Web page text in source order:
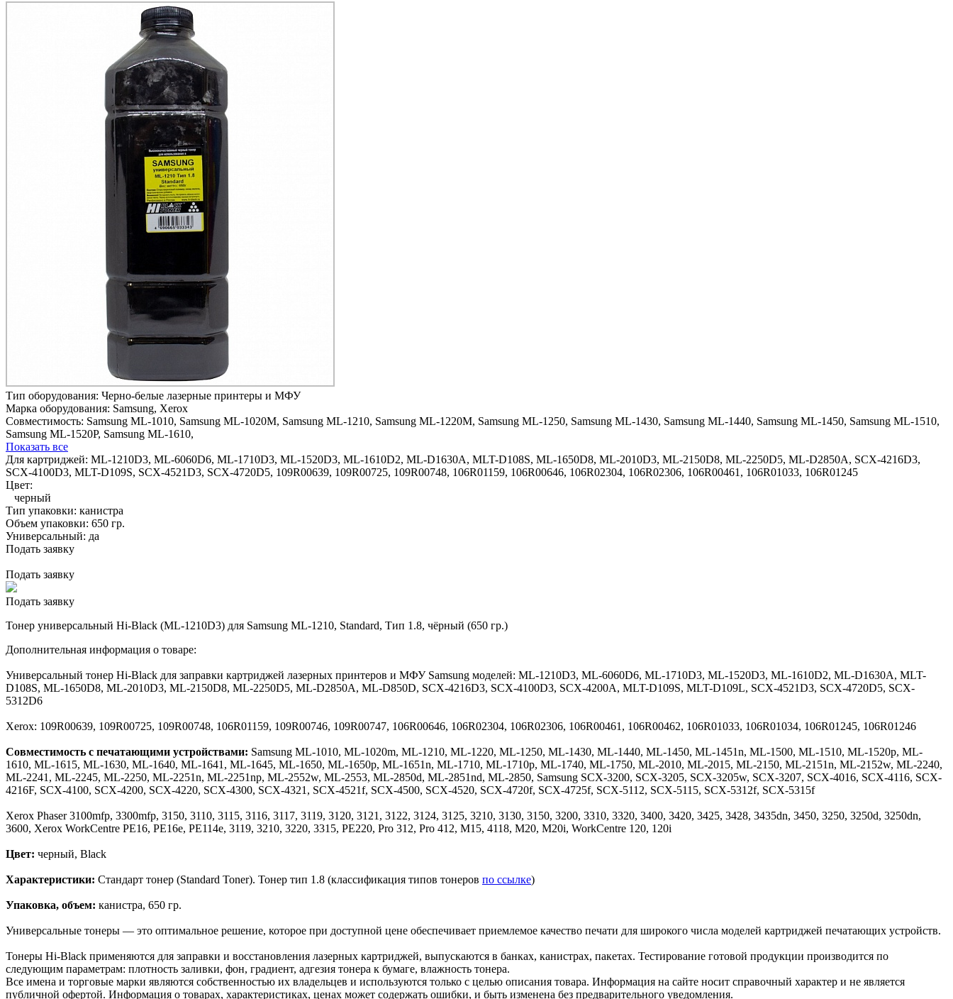
Тип оборудования: Черно-белые лазерные принтеры и МФУ
Марка оборудования: Samsung, Xerox
Совместимость: Samsung ML-1010, Samsung ML-1020M, Samsung ML-1210, Samsung ML-1220M, Samsung ML-1250, Samsung ML-1430, Samsung ML-1440, Samsung ML-1450, Samsung ML-1510,
Samsung ML-1520P, Samsung ML-1610,
Показать все
Для картриджей: ML-1210D3, ML-6060D6, ML-1710D3, ML-1520D3, ML-1610D2, ML-D1630A, MLT-D108S, ML-1650D8, ML-2010D3, ML-2150D8, ML-2250D5, ML-D2850A, SCX-4216D3,
SCX-4100D3, MLT-D109S, SCX-4521D3, SCX-4720D5, 109R00639, 109R00725, 109R00748, 106R01159, 106R00646, 106R02304, 106R02306, 106R00461, 106R01033, 106R01245
Цвет:
черный
Тип упаковки: канистра
Объем упаковки: 650 гр.
Универсальный: да
Подать заявку
Подать заявку
Подать заявку
Тонер универсальный Hi-Black (ML-1210D3) для Samsung ML-1210, Standard, Тип 1.8, чёрный (650 гр.)
Дополнительная информация о товаре:
Универсальный тонер Hi-Black для заправки картриджей лазерных принтеров и МФУ Samsung моделей: ML-1210D3, ML-6060D6, ML-1710D3, ML-1520D3, ML-1610D2, ML-D1630A, MLT-
D108S, ML-1650D8, ML-2010D3, ML-2150D8, ML-2250D5, ML-D2850A, ML-D850D, SCX-4216D3, SCX-4100D3, SCX-4200A, MLT-D109S, MLT-D109L, SCX-4521D3, SCX-4720D5, SCX-
5312D6
Xerox: 109R00639, 109R00725, 109R00748, 106R01159, 109R00746, 109R00747, 106R00646, 106R02304, 106R02306, 106R00461, 106R00462, 106R01033, 106R01034, 106R01245, 106R01246
Совместимость с печатающими устройствами: Samsung ML-1010, ML-1020m, ML-1210, ML-1220, ML-1250, ML-1430, ML-1440, ML-1450, ML-1451n, ML-1500, ML-1510, ML-1520p, ML-
1610, ML-1615, ML-1630, ML-1640, ML-1641, ML-1645, ML-1650, ML-1650p, ML-1651n, ML-1710, ML-1710p, ML-1740, ML-1750, ML-2010, ML-2015, ML-2150, ML-2151n, ML-2152w, ML-2240,
ML-2241, ML-2245, ML-2250, ML-2251n, ML-2251np, ML-2552w, ML-2553, ML-2850d, ML-2851nd, ML-2850, Samsung SCX-3200, SCX-3205, SCX-3205w, SCX-3207, SCX-4016, SCX-4116, SCX-
4216F, SCX-4100, SCX-4200, SCX-4220, SCX-4300, SCX-4321, SCX-4521f, SCX-4500, SCX-4520, SCX-4720f, SCX-4725f, SCX-5112, SCX-5115, SCX-5312f, SCX-5315f
Xerox Phaser 3100mfp, 3300mfp, 3150, 3110, 3115, 3116, 3117, 3119, 3120, 3121, 3122, 3124, 3125, 3210, 3130, 3150, 3200, 3310, 3320, 3400, 3420, 3425, 3428, 3435dn, 3450, 3250, 3250d, 3250dn,
3600, Xerox WorkCentre PE16, PE16e, PE114e, 3119, 3210, 3220, 3315, PE220, Pro 312, Pro 412, M15, 4118, M20, M20i, WorkCentre 120, 120i
Цвет: черный, Black
Характеристики: Стандарт тонер (Standard Toner). Тонер тип 1.8 (классификация типов тонеров по ссылке)
Упаковка, объем: канистра, 650 гр.
Универсальные тонеры — это оптимальное решение, которое при доступной цене обеспечивает приемлемое качество печати для широкого числа моделей картриджей печатающих устройств.
Тонеры Hi-Black применяются для заправки и восстановления лазерных картриджей, выпускаются в банках, канистрах, пакетах. Тестирование готовой продукции производится по
следующим параметрам: плотность заливки, фон, градиент, адгезия тонера к бумаге, влажность тонера.
Все имена и торговые марки являются собственностью их владельцев и используются только с целью описания товара. Информация на сайте носит справочный характер и не является
публичной офертой. Информация о товарах, характеристиках, ценах может содержать ошибки, и быть изменена без предварительного уведомления.